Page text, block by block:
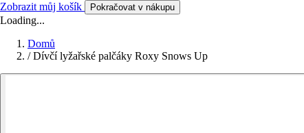
Zobrazit můj košík Pokračovat v nákupu
Loading...
Domů
/ Dívčí lyžařské palčáky Roxy Snows Up